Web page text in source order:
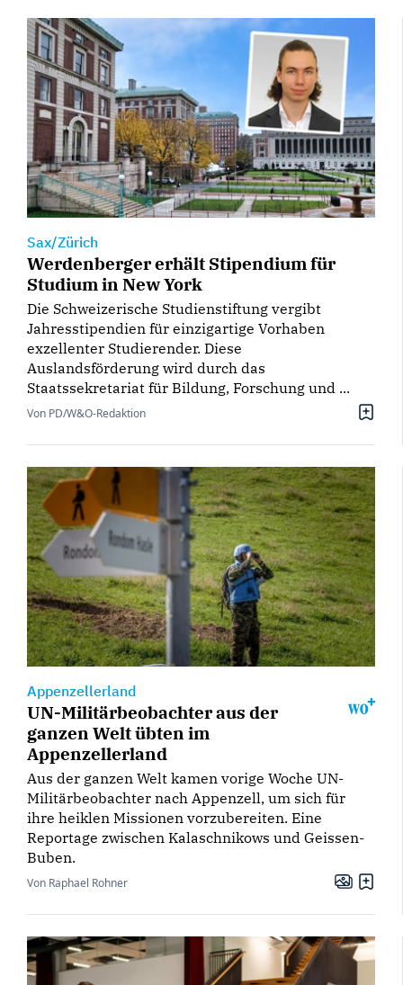
Sax/Zürich
Werdenberger erhält Stipendium für
Studium in New York
Die Schweizerische Studienstiftung vergibt
Jahresstipendien für einzigartige Vorhaben
exzellenter Studierender. Diese
Auslandsförderung wird durch das
Staatssekretariat für Bildung, Forschung und ...
Von PD/W&O-Redaktion
Appenzellerland
UN-Militärbeobachter aus der
ganzen Welt übten im
Appenzellerland
Aus der ganzen Welt kamen vorige Woche UN-
Militärbeobachter nach Appenzell, um sich für
ihre heiklen Missionen vorzubereiten. Eine
Reportage zwischen Kalaschnikows und Geissen-
Buben.
Von Raphael Rohner